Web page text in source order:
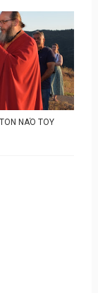
ΝΑΌ ΤΟΥ